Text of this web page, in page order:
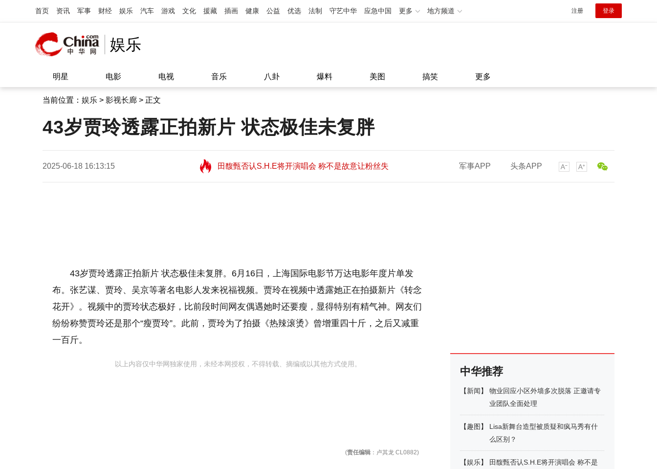
首页 资讯 军事 财经 娱乐 汽车 游戏 文化 援藏 插画 健康 公益 优选 法制 守艺中华 应急中国 更多 地方频道 注册 登录
娱乐
明星 电影 电视 音乐 八卦 爆料 美图 搞笑 更多
当前位置： 娱乐 > 影视长廊 > 正文
43岁贾玲透露正拍新片 状态极佳未复胖
2025-06-18 16:13:15
田馥甄否认S.H.E将开演唱会 称不是故意让粉丝失
望11:08
田馥甄否认S.H.E将开演唱会 称不是故意让粉丝失
军事APP 头条APP
43岁贾玲透露正拍新片 状态极佳未复胖。6月16日，上海国际电影节万达电影年度片单发
布。张艺谋、贾玲、吴京等著名电影人发来祝福视频。贾玲在视频中透露她正在拍摄新片《转念
花开》。视频中的贾玲状态极好，比前段时间网友偶遇她时还要瘦，显得特别有精气神。网友们
纷纷称赞贾玲还是那个“瘦贾玲”。此前，贾玲为了拍摄《热辣滚烫》曾增重四十斤，之后又减重
一百斤。
以上内容仅中华网独家使用，未经本网授权，不得转载、摘编或以其他方式使用。
(责任编辑 ：卢其龙 CL0882)
中华推荐
【新闻】
物业回应小区外墙多次脱落 正邀请专
业团队全面处理
【趣图 】
Lisa新舞台造型被质疑和疯马秀有什
么区别？
【娱乐】
田馥甄否认S.H.E将开演唱会 称不是